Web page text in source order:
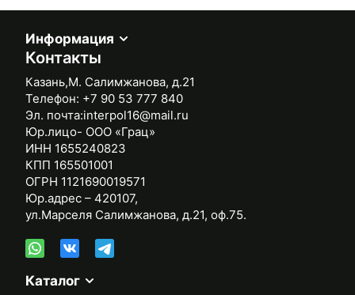
Информация
Контакты
Казань,М. Салимжанова, д.21
Телефон: +7 90 53 777 840
Эл. почта:interpol16@mail.ru
Юр.лицо- ООО «Грац»
ИНН 1655240823
КПП 165501001
ОГРН 1121690019571
Юр.адрес – 420107,
ул.Марселя Салимжанова, д.21, оф.75.
Каталог